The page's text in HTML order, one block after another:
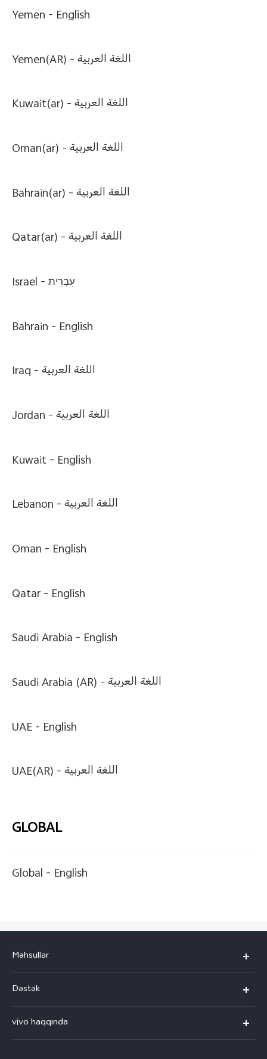
Yemen - English
Yemen(AR) -اللغة العربية
Kuwait(ar) -اللغة العربية
Oman(ar) -اللغة العربية
Bahrain(ar) -اللغة العربية
Qatar(ar) -اللغة العربية
Israel -עִבְרִית
Bahrain - English
Iraq -اللغة العربية
Jordan -اللغة العربية
Kuwait - English
Lebanon -اللغة العربية
Oman - English
Qatar - English
Saudi Arabia - English
Saudi Arabia (AR) -اللغة العربية
UAE - English
UAE(AR) -اللغة العربية
GLOBAL
Global - English
Məhsullar
V30e 5G
V29 5G
Dəstək
Xidmət mərkəzləri
vivo haqqında